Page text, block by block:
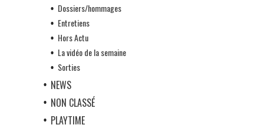
Dossiers/hommages
Entretiens
Hors Actu
La vidéo de la semaine
Sorties
NEWS
NON CLASSÉ
PLAYTIME